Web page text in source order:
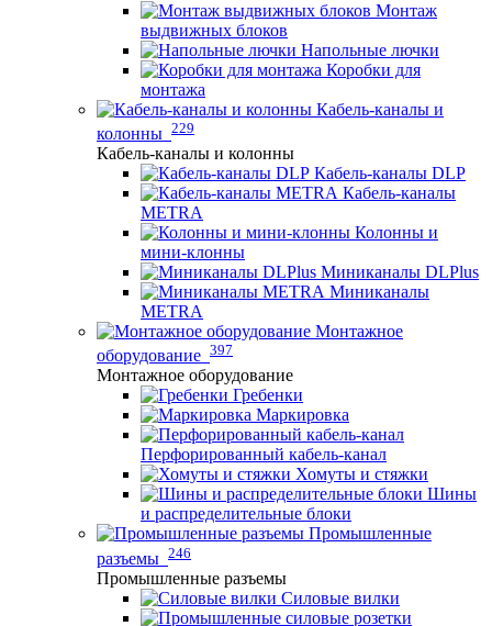
Монтаж
выдвижных блоков
Напольные лючки
Коробки для
монтажа
Кабель-каналы и
колонны 229
Кабель-каналы и колонны
Кабель-каналы DLP
Кабель-каналы
METRA
Колонны и
мини-клонны
Миниканалы DLPlus
Миниканалы
METRA
Монтажное
оборудование 397
Монтажное оборудование
Гребенки
Маркировка
Перфорированный кабель-канал
Хомуты и стяжки
Шины
и распределительные блоки
Промышленные
разъемы 246
Промышленные разъемы
Силовые вилки